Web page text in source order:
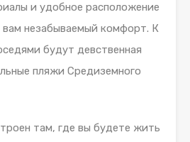
и удобное расположение
вам незабываемый комфорт. К
будут девственная
пляжи Средиземного
там, где вы будете жить